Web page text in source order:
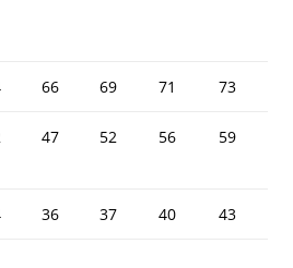
66 69 71 73
47 52 56 59
36 37 40 43